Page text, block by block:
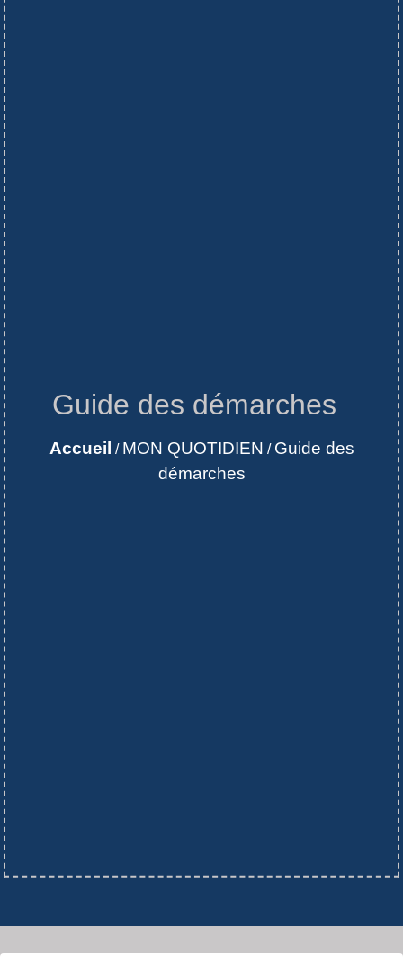
Guide des démarches
Accueil / MON QUOTIDIEN / Guide des
démarches